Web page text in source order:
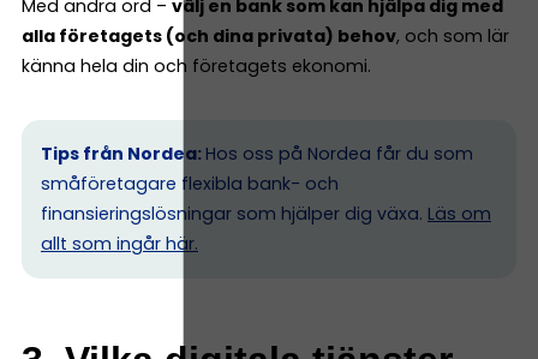
Med andra ord – välj en bank som kan hjälpa dig med
alla företagets (och dina privata) behov, och som lär
känna hela din och företagets ekonomi.
Tips från Nordea: Hos oss på Nordea får du som
småföretagare flexibla bank- och
finansieringslösningar som hjälper dig växa. Läs om
allt som ingår här.